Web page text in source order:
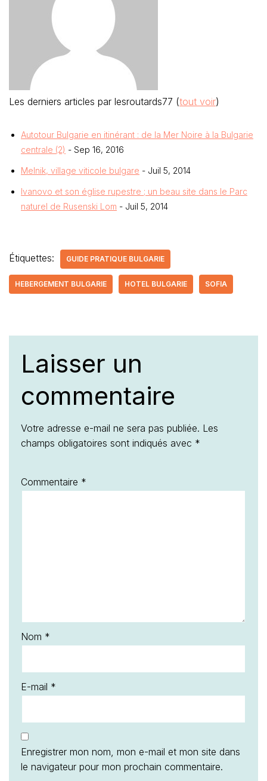
Les derniers articles par lesroutards77 (tout voir)
Autotour Bulgarie en itinérant : de la Mer Noire à la Bulgarie
centrale (2) - Sep 16, 2016
Melnik, village viticole bulgare - Juil 5, 2014
Ivanovo et son église rupestre ; un beau site dans le Parc
naturel de Rusenski Lom - Juil 5, 2014
Étiquettes: GUIDE PRATIQUE BULGARIE
HEBERGEMENT BULGARIE HOTEL BULGARIE SOFIA
Laisser un
commentaire
Votre adresse e-mail ne sera pas publiée. Les
champs obligatoires sont indiqués avec *
Commentaire *
Nom *
E-mail *
Enregistrer mon nom, mon e-mail et mon site dans
le navigateur pour mon prochain commentaire.